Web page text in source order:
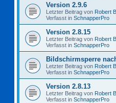
Version 2.9.6
Letzter Beitrag von Robert
Verfasst in SchnapperPro
Version 2.8.15
Letzter Beitrag von Robert
Verfasst in SchnapperPro
Bildschirmsperre
Letzter Beitrag von Robert
Verfasst in SchnapperPro
Version 2.8.13
Letzter Beitrag von Robert
Verfasst in SchnapperPro